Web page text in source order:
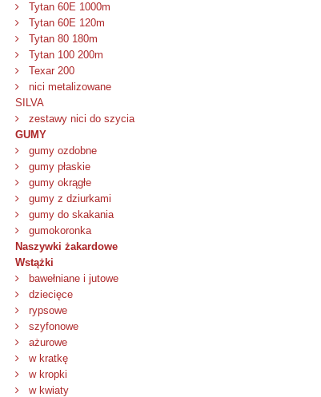
Tytan 60E 1000m
Tytan 60E 120m
Tytan 80 180m
Tytan 100 200m
Texar 200
nici metalizowane
SILVA
zestawy nici do szycia
GUMY
gumy ozdobne
gumy płaskie
gumy okrągłe
gumy z dziurkami
gumy do skakania
gumokoronka
Naszywki żakardowe
Wstążki
bawełniane i jutowe
dziecięce
rypsowe
szyfonowe
ażurowe
w kratkę
w kropki
w kwiaty